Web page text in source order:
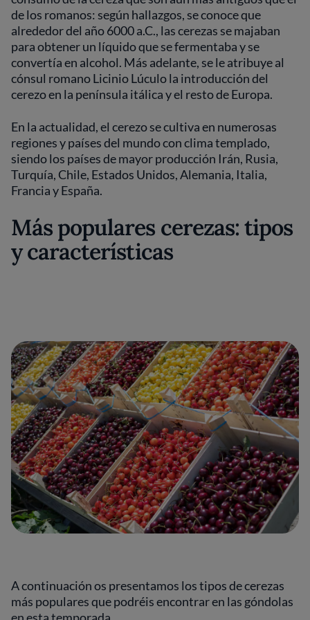
de los romanos: según hallazgos, se conoce que
alrededor del año 6000 a.C., las cerezas se majaban
para obtener un líquido que se fermentaba y se
convertía en alcohol. Más adelante, se le atribuye al
cónsul romano Licinio Lúculo la introducción del
cerezo en la península itálica y el resto de Europa.
En la actualidad, el cerezo se cultiva en numerosas
regiones y países del mundo con clima templado,
siendo los países de mayor producción Irán, Rusia,
Turquía, Chile, Estados Unidos, Alemania, Italia,
Francia y España.
Más populares cerezas: tipos
y características
A continuación os presentamos los tipos de cerezas
más populares que podréis encontrar en las góndolas